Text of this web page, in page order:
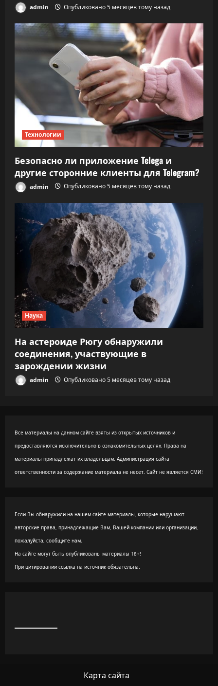
admin Опубликовано 5 месяцев тому назад
Технологии
Безопасно ли приложение Telega и
другие сторонние клиенты для Telegram?
admin Опубликовано 5 месяцев тому назад
Наука
На астероиде Рюгу обнаружили
соединения, участвующие в
зарождении жизни
admin Опубликовано 5 месяцев тому назад
Все материалы на данном сайте взяты из открытых источников и
предоставляются исключительно в ознакомительных целях. Права на
материалы принадлежат их владельцам. Администрация сайта
ответственности за содержание материала не несет. Сайт не является СМИ!
Если Вы обнаружили на нашем сайте материалы, которые нарушают
авторские права, принадлежащие Вам, Вашей компании или организации,
пожалуйста, сообщите нам.
На сайте могут быть опубликованы материалы 18+!
При цитировании ссылка на источник обязательна.
Карта сайта